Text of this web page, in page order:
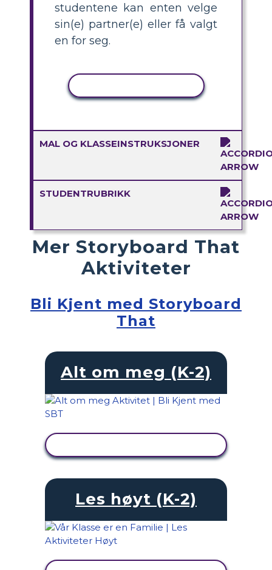
studentene kan enten velge
sin(e) partner(e) eller få valgt
en for seg.
MAL OG KLASSEINSTRUKSJONER
STUDENTRUBRIKK
Mer Storyboard That
Aktiviteter
Bli Kjent med Storyboard
That
Alt om meg (K-2)
Les høyt (K-2)